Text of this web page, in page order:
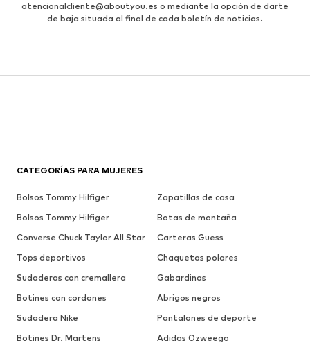
atencionalcliente@aboutyou.es o mediante la opción de darte
de baja situada al final de cada boletín de noticias.
CATEGORÍAS PARA MUJERES
Bolsos Tommy Hilfiger
Zapatillas de casa
Bolsos Tommy Hilfiger
Botas de montaña
Converse Chuck Taylor All Star
Carteras Guess
Tops deportivos
Chaquetas polares
Sudaderas con cremallera
Gabardinas
Botines con cordones
Abrigos negros
Sudadera Nike
Pantalones de deporte
Botines Dr. Martens
Adidas Ozweego